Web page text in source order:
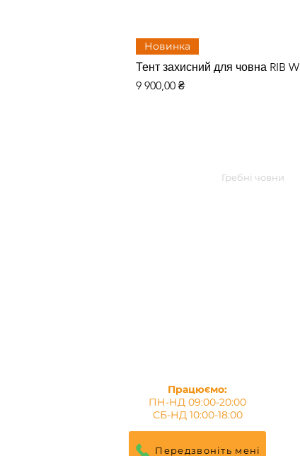
Новинка
Тент захисний для човна RIB
Ціна
9 900,00 ₴
Гребні човни
Працюємо:
ПН-НД 09:00-20:00
СБ-НД 10:00-18:00
Передзвоніть мені